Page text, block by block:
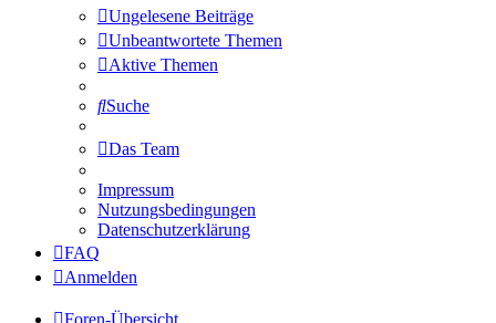
Ungelesene Beiträge
Unbeantwortete Themen
Aktive Themen
Suche
Das Team
Impressum
Nutzungsbedingungen
Datenschutzerklärung
FAQ
Anmelden